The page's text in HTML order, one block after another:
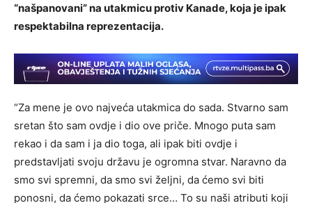
“našpanovani” na utakmicu protiv Kanade, koja je ipak
respektabilna reprezentacija.
“Za mene je ovo najveća utakmica do sada. Stvarno sam
sretan što sam ovdje i dio ove priče. Mnogo puta sam
rekao i da sam i ja dio toga, ali ipak biti ovdje i
predstavljati svoju državu je ogromna stvar. Naravno da
smo svi spremni, da smo svi željni, da ćemo svi biti
ponosni, da ćemo pokazati srce… To su naši atributi koji